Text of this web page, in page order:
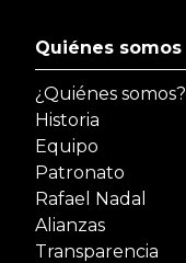
Quiénes somos
¿Quiénes somos?
Historia
Equipo
Patronato
Rafael Nadal
Alianzas
Transparencia